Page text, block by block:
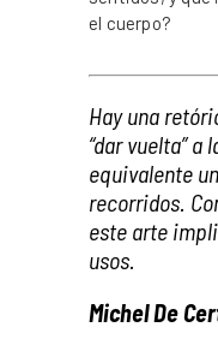
el cuerpo?
Hay una
“dar vuelta”
equivalente
recorridos.
este arte
usos.
Michel De